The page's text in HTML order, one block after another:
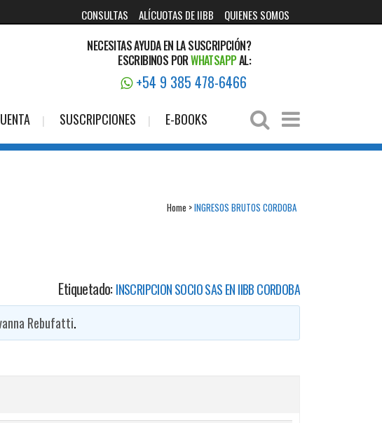
CONSULTAS ALÍCUOTAS DE IIBB QUIENES SOMOS
NECESITAS AYUDA EN LA SUSCRIPCIÓN?
ESCRIBINOS PORWHATSAPPAL:
+54 9 385 478-6466
SUSCRIPCIONES E-BOOKS
Home >INGRESOS BRUTOS CORDOBA
Etiquetado:INSCRIPCION SOCIO SAS EN IIBB CORDOBA
Rebufatti.